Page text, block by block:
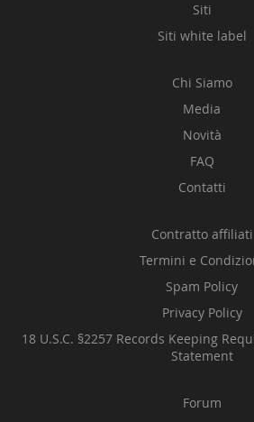
Siti
Siti white label
Chi Siamo
Media
Novità
FAQ
Contatti
Contratto affiliati
Termini e
Spam Policy
Privacy Policy
18 U.S.C. §2257 Records Keeping
Statement
Forum